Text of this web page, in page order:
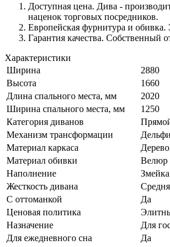
Доступная цена. Дива -
наценок торговых посредников.
Европейская фурнитура и обивка.
Гарантия качества. Собственный
Характеристики
Ширина
2880
Высота
1660
Длина спального места, мм
2020
Ширина спального места, мм
1250
Категория диванов
Механизм трансформации
Материал каркаса
Дерево
Материал обивки
Велюр
Наполнение
Жесткость дивана
С оттоманкой
Да
Ценовая политика
Назначение
Для
Для ежедневного сна
Да